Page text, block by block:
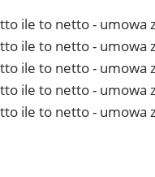
ile to netto - umowa
ile to netto - umowa
ile to netto - umowa
ile to netto - umowa
ile to netto - umowa